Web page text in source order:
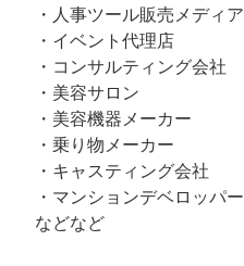
・人事ツール販売メディア
・イベント代理店
・コンサルティング会社
・美容サロン
・美容機器メーカー
・乗り物メーカー
・キャスティング会社
・マンションデベロッパー
などなど